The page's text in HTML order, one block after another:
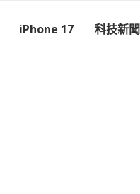
iPhone 17 科技新聞